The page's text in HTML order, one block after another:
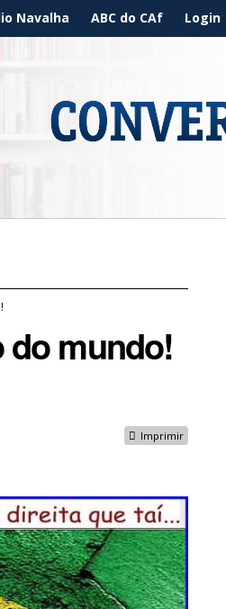
Navalha ABC do CAf Login
do mundo!
Imprimir